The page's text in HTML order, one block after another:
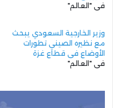
في "العالم"
وزير الخارجية السعودي يبحث
مع نظيره الصيني تطورات
الأوضاع في قطاع غزة
في "العالم"